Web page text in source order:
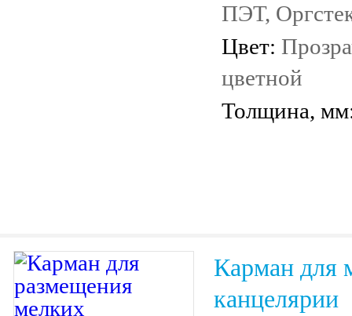
ПЭТ,
Цвет:
цветной
Толщина,
Карман для
канцелярии